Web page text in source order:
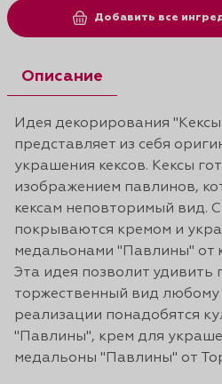
Добавить все
Описание
Идея декорирования
представляет из себя
украшения кексов. Кексы
изображением павлинов,
кексам неповторимый вид.
покрываются кремом и
медальонами "Павлины" от
Эта идея позволит удивить
торжественный вид
реализации понадобятся
"Павлины", крем для
медальоны "Павлины" от